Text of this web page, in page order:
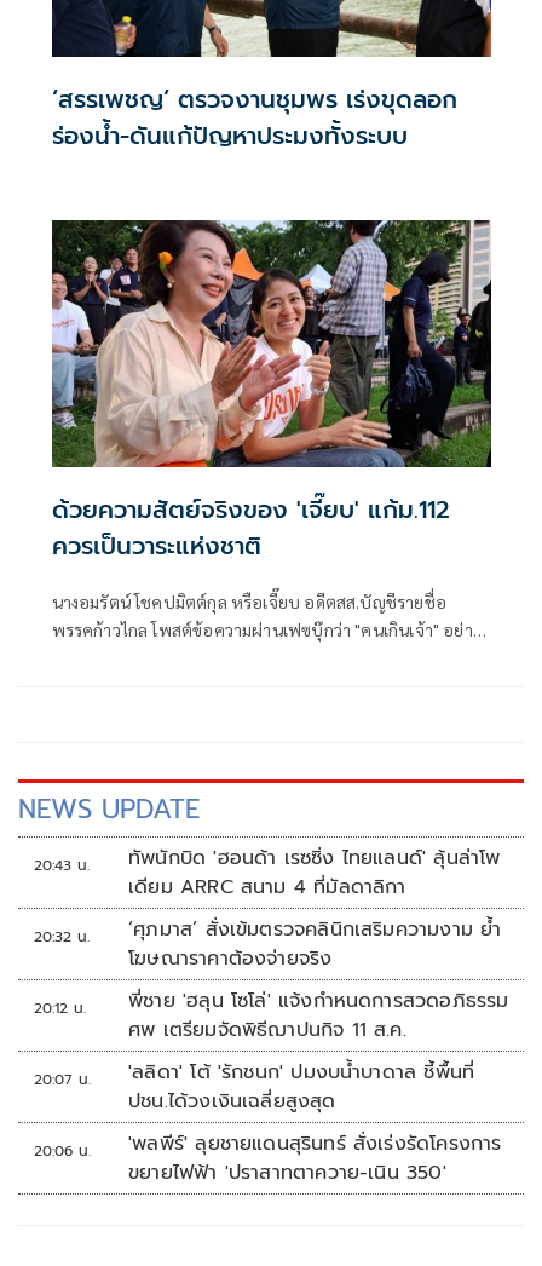
‘สรรเพชญ’ ตรวจงานชุมพร เร่งขุดลอก
ร่องน้ำ-ดันแก้ปัญหาประมงทั้งระบบ
ด้วยความสัตย์จริงของ 'เจี๊ยบ' แก้ม.112
ควรเป็นวาระแห่งชาติ
นางอมรัตน์ โชคปมิตต์กุล หรือเจี๊ยบ อดีตสส.บัญชีรายชื่อ
พรรคก้าวไกล โพสต์ข้อความผ่านเฟซบุ๊กว่า "คนเกินเจ้า" อย่าง
NEWS UPDATE
20:43 น.
ทัพนักบิด 'ฮอนด้า เรซซิ่ง ไทยแลนด์' ลุ้นล่าโพ
เดียม ARRC สนาม 4 ที่มัลดาลิกา
20:32 น.
‘ศุภมาส’ สั่งเข้มตรวจคลินิกเสริมความงาม ย้ำ
โฆษณาราคาต้องจ่ายจริง
20:12 น.
พี่ชาย 'ฮลุน โซโล่' แจ้งกำหนดการสวดอภิธรรม
ศพ เตรียมจัดพิธีฌาปนกิจ 11 ส.ค.
20:07 น.
'ลลิดา' โต้ 'รักชนก' ปมงบน้ำบาดาล ชี้พื้นที่
ปชน.ได้วงเงินเฉลี่ยสูงสุด
20:06 น.
'พลพีร์' ลุยชายแดนสุรินทร์ สั่งเร่งรัดโครงการ
ขยายไฟฟ้า 'ปราสาทตาควาย-เนิน 350'